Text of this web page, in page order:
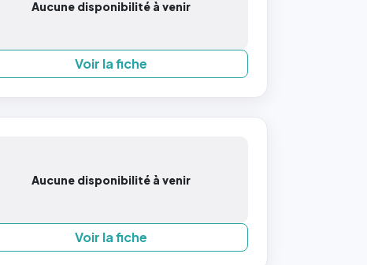
Aucune disponibilité à venir
Voir la fiche
Aucune disponibilité à venir
Voir la fiche